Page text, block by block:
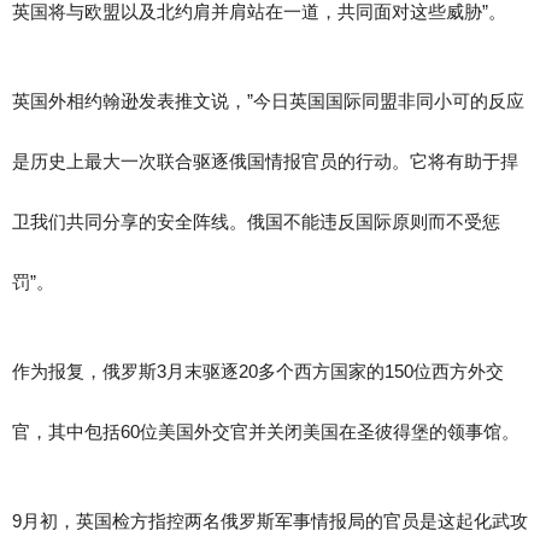
英国将与欧盟以及北约肩并肩站在一道，共同面对这些威胁”。
英国外相约翰逊发表推文说，”今日英国国际同盟非同小可的反应
是历史上最大一次联合驱逐俄国情报官员的行动。它将有助于捍
卫我们共同分享的安全阵线。俄国不能违反国际原则而不受惩
罚”。
作为报复，俄罗斯3月末驱逐20多个西方国家的150位西方外交
官，其中包括60位美国外交官并关闭美国在圣彼得堡的领事馆。
9月初，英国检方指控两名俄罗斯军事情报局的官员是这起化武攻